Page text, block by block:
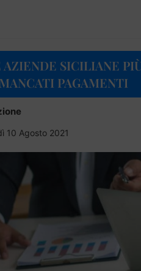
AZIENDE SICILIANE
PAGAMENTI
10 Agosto 2021